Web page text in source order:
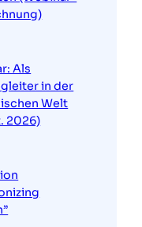
Als
in der
Welt
2026)